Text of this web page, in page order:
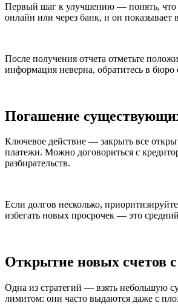
Первый шаг к улучшению — понять, что
онлайн или через банк, и он
После получения отчета отметьте
информация неверна, обратитесь в бюро
Погашение
Ключевое действие — закрыть все
платежи. Можно договориться с
разбирательств.
Если долгов несколько,
избегать новых просрочек — это
Открытие новых счетов
Одна из стратегий — взять небольшую
лимитом: они часто выдаются даже с